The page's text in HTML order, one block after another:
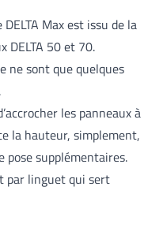
Max est issu de la
DELTA 50 et 70.
ne sont que quelques
les panneaux à
la hauteur, simplement,
pose supplémentaires.
par linguet qui sert